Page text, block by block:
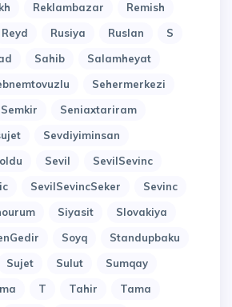
Reklambazar
Remish
Reyd Rusiya Ruslan
S
Sahib
Salamheyat
Sehermerkezi
Semkir
Seniaxtariram
Sevdiyiminsan
Sevil
SevilSevinc
SevilSevincSeker
Sevinc
Siyasit
Slovakiya
Soyq
Standupbaku
Sujet Sulut
Sumqay
T Tahir
Tama